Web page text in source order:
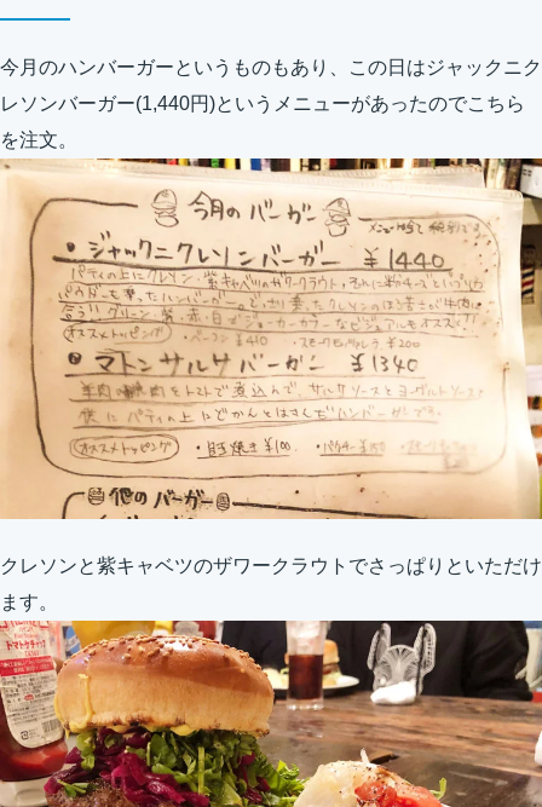
今月のハンバーガーというものもあり、この日はジャックニク
レソンバーガー(1,440円)というメニューがあったのでこちら
を注文。
クレソンと紫キャベツのザワークラウトでさっぱりといただけ
ます。